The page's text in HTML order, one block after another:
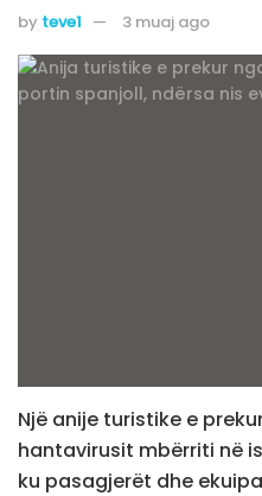
by teve1 3 muaj ago
Një anije turistike e
hantavirusit mbërriti në
ku pasagjerët dhe